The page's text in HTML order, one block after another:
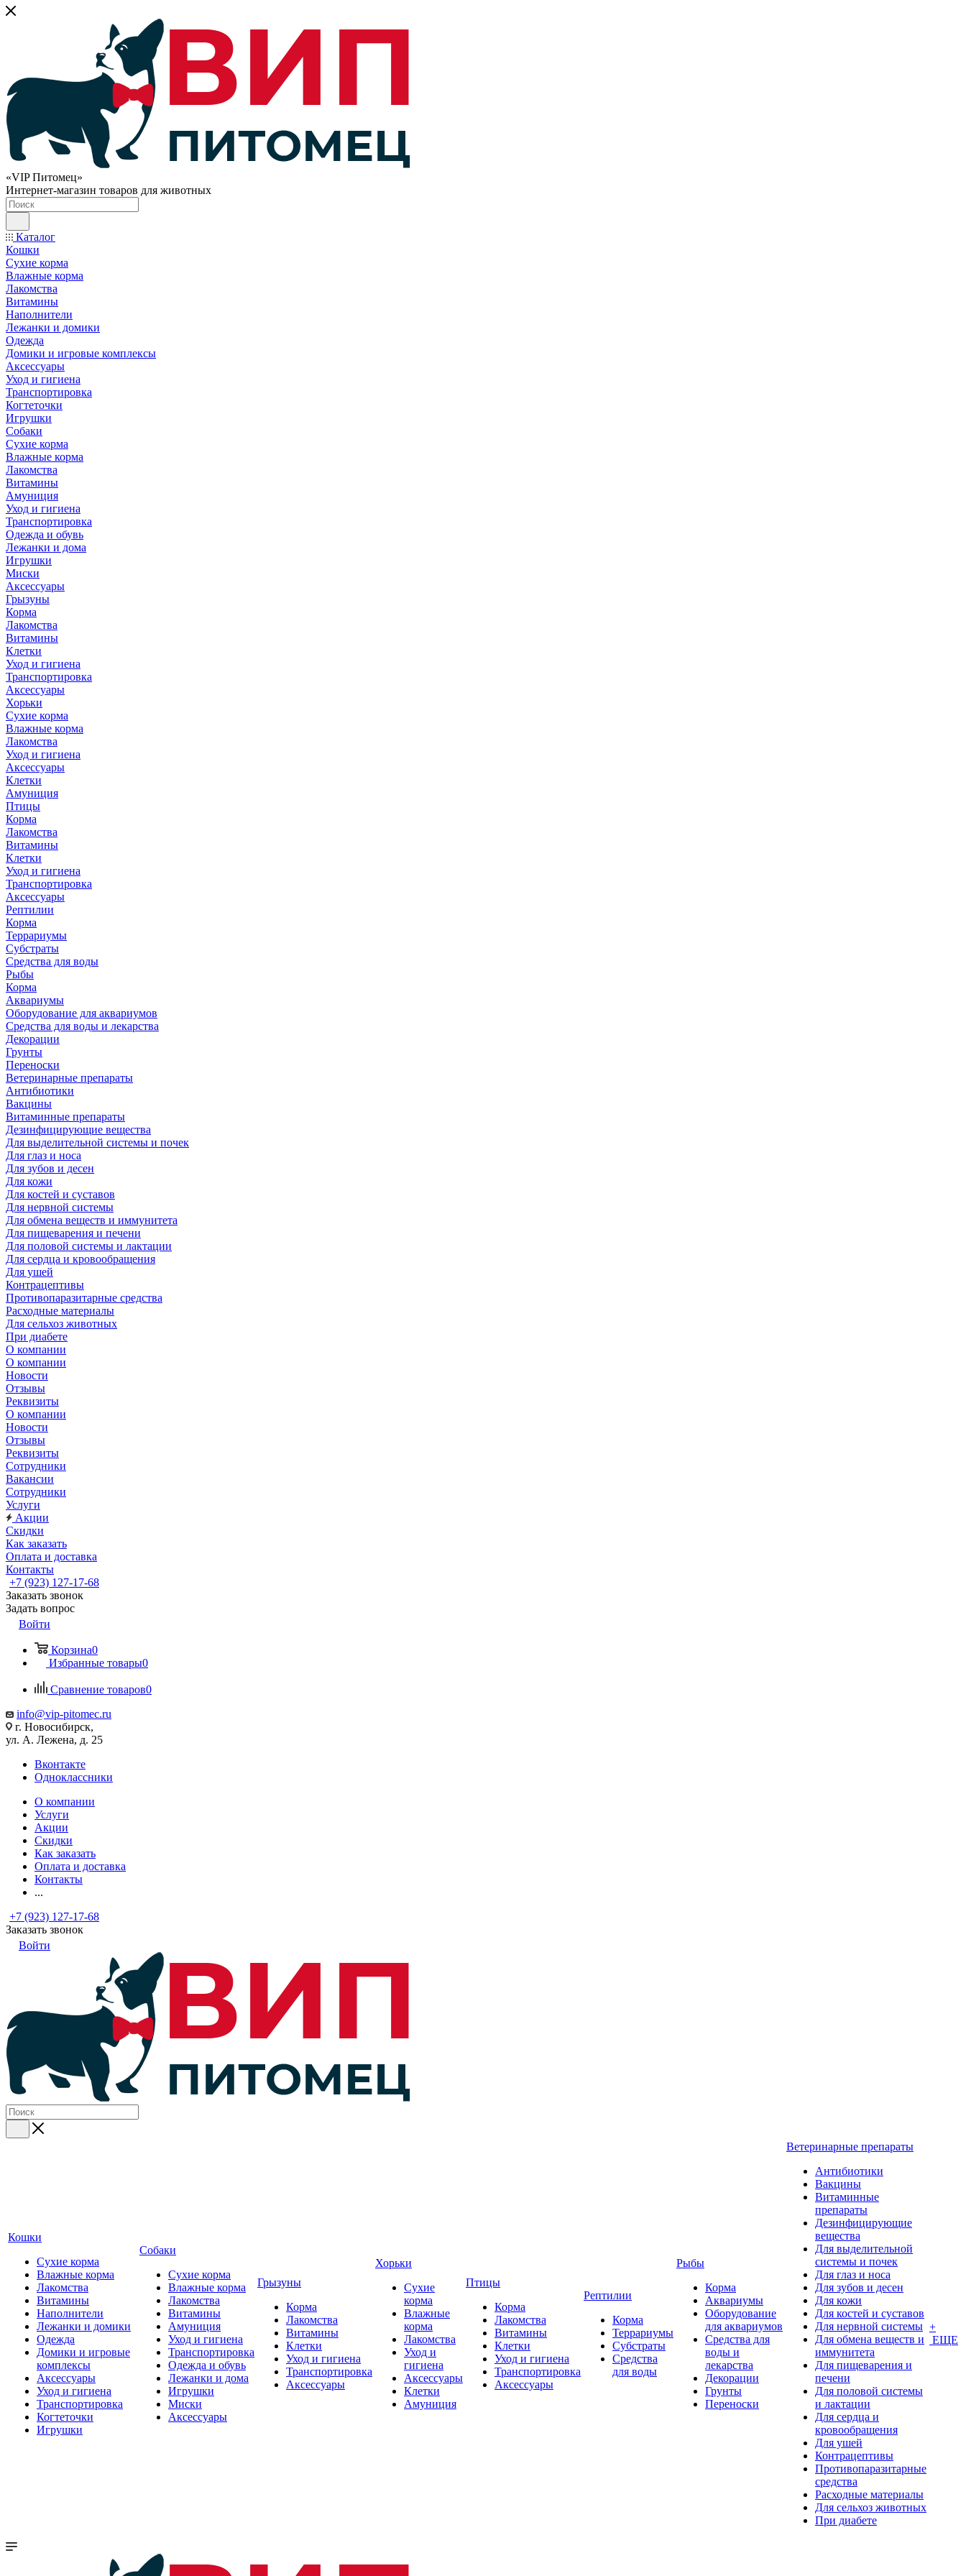
«VIP Питомец»
Интернет-магазин товаров для животных
Каталог
Кошки
Сухие корма
Влажные корма
Лакомства
Витамины
Наполнители
Лежанки и домики
Одежда
Домики и игровые комплексы
Аксессуары
Уход и гигиена
Транспортировка
Когтеточки
Игрушки
Собаки
Сухие корма
Влажные корма
Лакомства
Витамины
Амуниция
Уход и гигиена
Транспортировка
Одежда и обувь
Лежанки и дома
Игрушки
Миски
Аксессуары
Грызуны
Корма
Лакомства
Витамины
Клетки
Уход и гигиена
Транспортировка
Аксессуары
Хорьки
Сухие корма
Влажные корма
Лакомства
Уход и гигиена
Аксессуары
Клетки
Амуниция
Птицы
Корма
Лакомства
Витамины
Клетки
Уход и гигиена
Транспортировка
Аксессуары
Рептилии
Корма
Террариумы
Субстраты
Средства для воды
Рыбы
Корма
Аквариумы
Оборудование для аквариумов
Средства для воды и лекарства
Декорации
Грунты
Переноски
Ветеринарные препараты
Антибиотики
Вакцины
Витаминные препараты
Дезинфицирующие вещества
Для выделительной системы и почек
Для глаз и носа
Для зубов и десен
Для кожи
Для костей и суставов
Для нервной системы
Для обмена веществ и иммунитета
Для пищеварения и печени
Для половой системы и лактации
Для сердца и кровообращения
Для ушей
Контрацептивы
Противопаразитарные средства
Расходные материалы
Для сельхоз животных
При диабете
О компании
О компании
Новости
Отзывы
Реквизиты
О компании
Новости
Отзывы
Реквизиты
Сотрудники
Вакансии
Сотрудники
Услуги
Акции
Скидки
Как заказать
Оплата и доставка
Контакты
+7 (923) 127-17-68
Заказать звонок
Задать вопрос
Войти
Корзина0
Избранные товары0
Сравнение товаров0
info@vip-pitomec.ru
г. Новосибирск,
ул. А. Лежена, д. 25
Вконтакте
Одноклассники
О компании
Услуги
Акции
Скидки
Как заказать
Оплата и доставка
Контакты
...
+7 (923) 127-17-68
Заказать звонок
Войти
Кошки
Сухие корма
Влажные корма
Лакомства
Витамины
Наполнители
Лежанки и домики
Одежда
Домики и игровые
комплексы
Аксессуары
Уход и гигиена
Транспортировка
Когтеточки
Игрушки
Собаки
Сухие корма
Влажные корма
Лакомства
Витамины
Амуниция
Уход и гигиена
Транспортировка
Одежда и обувь
Лежанки и дома
Игрушки
Миски
Аксессуары
Грызуны
Корма
Лакомства
Витамины
Клетки
Уход и гигиена
Транспортировка
Аксессуары
Хорьки
Сухие
корма
Влажные
корма
Лакомства
Уход и
гигиена
Аксессуары
Клетки
Амуниция
Птицы
Корма
Лакомства
Витамины
Клетки
Уход и гигиена
Транспортировка
Аксессуары
Рептилии
Корма
Террариумы
Субстраты
Средства
для воды
Рыбы
Корма
Аквариумы
Оборудование
для аквариумов
Средства для
воды и
лекарства
Декорации
Грунты
Переноски
Ветеринарные препараты
Антибиотики
Вакцины
Витаминные
препараты
Дезинфицирующие
вещества
Для выделительной
системы и почек
Для глаз и носа
Для зубов и десен
Для кожи
Для костей и суставов
Для нервной системы
Для обмена веществ и
иммунитета
Для пищеварения и
печени
Для половой системы
и лактации
Для сердца и
кровообращения
Для ушей
Контрацептивы
Противопаразитарные
средства
Расходные материалы
Для сельхоз животных
При диабете
+
ЕЩЕ